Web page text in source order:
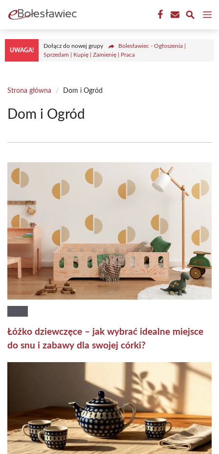
treści
UWAGA!
Dołącz do nowej grupy
Bolesławiec - Ogłoszenia |
Sprzedam | Kupię | Zamienię | Praca
Strona główna / Dom i Ogród
Dom i Ogród
Łóżko dziewczęce – jak wybrać idealne miejsce
do snu i zabawy dla swojej córki?